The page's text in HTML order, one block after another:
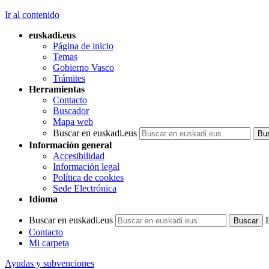
Ir al contenido
euskadi.eus
Página de inicio
Temas
Gobierno Vasco
Trámites
Herramientas
Contacto
Buscador
Mapa web
Buscar en euskadi.eus
Información general
Accesibilidad
Información legal
Política de cookies
Sede Electrónica
Idioma
Buscar en euskadi.eus
Contacto
Mi carpeta
Ayudas y subvenciones